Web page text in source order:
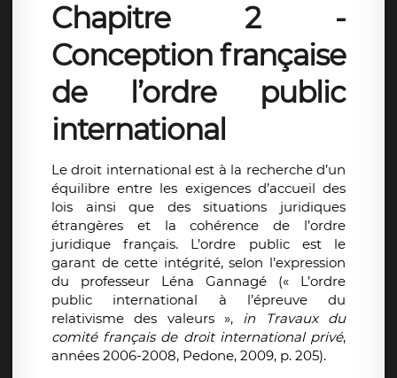
Chapitre 2 -
Conception française
de l’ordre public
international
Le droit international est à la recherche d’un
équilibre entre les exigences d’accueil des
lois ainsi que des situations juridiques
étrangères et la cohérence de l’ordre
juridique français. L’ordre public est le
garant de cette intégrité, selon l’expression
du professeur Léna Gannagé (« L’ordre
public international à l’épreuve du
relativisme des valeurs », in
Travaux du
comité français de droit international privé,
années 2006-2008, Pedone, 2009, p. 205).